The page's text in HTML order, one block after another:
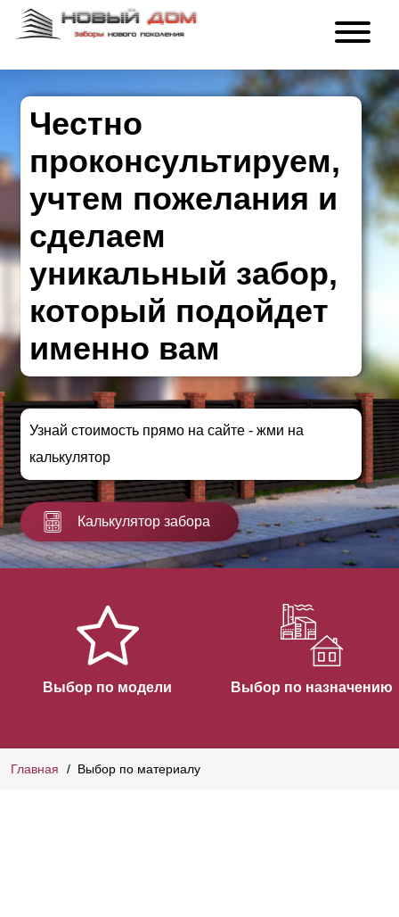
Честно
проконсультируем,
учтем пожелания и
сделаем
уникальный забор,
который подойдет
именно вам
Узнай стоимость прямо на сайте - жми на
калькулятор
Калькулятор забора
Выбор по модели Выбор по назначению
Главная Выбор по материалу